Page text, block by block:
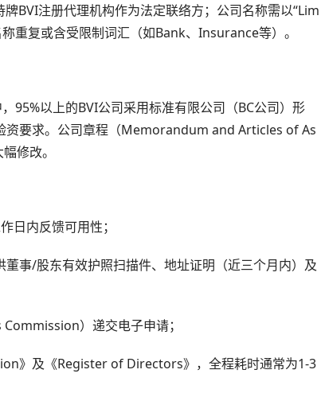
BVI注册代理机构作为法定联络方；公司名称需以“Lim
重复或含受限制词汇（如Bank、Insurance等）。
95%以上的BVI公司采用标准有限公司（BC公司）形
资要求。公司章程（Memorandum and Articles of As
修改。
日内反馈可用性；
事/股东有效护照扫描件、地址证明（近三个月内）及
）递交电子申请；
》及《Register of Directors》，全程耗时通常为1-3